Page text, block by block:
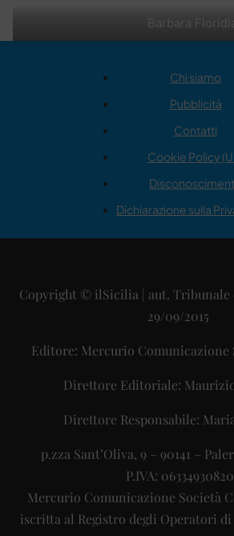
Barbara
Chi siamo
Pubblicità
Contatti
Cookie Policy
Dichiarazione sulla
Copyright © ilSicilia | aut. Tribunale
29/09/2015
Editore: Mercurio Comunicazione
Direttore Editoriale:
Direttore Responsabile:
p.zza Sant’Oliva, 9 – 90141 –
P.IVA: 06334930820
Mercurio Comunicazione Società
iscritta al Registro degli Operatori